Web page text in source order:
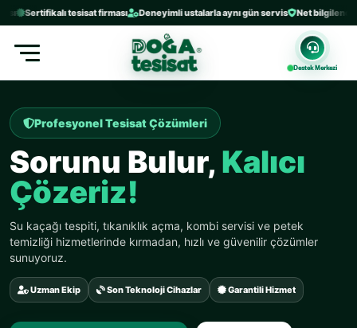
tesisat firması Deneyimli ustalarla aynı gün servis Net bilgilendirme
Destek Merkezi
Profesyonel Tesisat Çözümleri
Sorunu Bulur, Kalıcı
Çözeriz!
Su kaçağı tespiti, tıkanıklık açma, kombi servisi ve petek
temizliği hizmetlerinde kırmadan, hızlı ve güvenilir çözümler
sunuyoruz.
Uzman Ekip Son Teknoloji Cihazlar Garantili Hizmet